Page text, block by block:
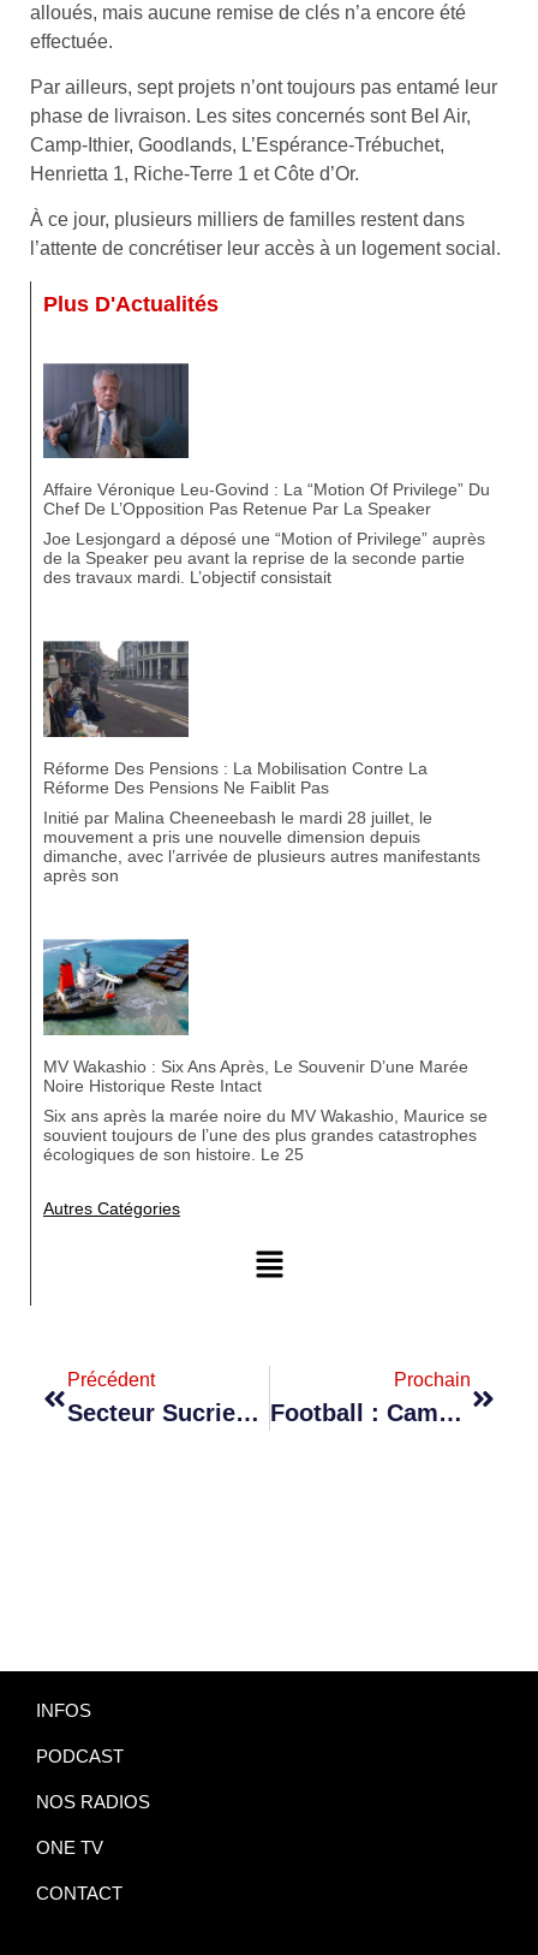
alloués, mais aucune remise de clés n’a encore été
effectuée.
Par ailleurs, sept projets n’ont toujours pas entamé leur
phase de livraison. Les sites concernés sont Bel Air,
Camp-Ithier, Goodlands, L’Espérance-Trébuchet,
Henrietta 1, Riche-Terre 1 et Côte d’Or.
À ce jour, plusieurs milliers de familles restent dans
l’attente de concrétiser leur accès à un logement social.
Plus D'Actualités
Affaire Véronique Leu-Govind : La “Motion Of Privilege” Du
Chef De L’Opposition Pas Retenue Par La Speaker
Joe Lesjongard a déposé une “Motion of Privilege” auprès
de la Speaker peu avant la reprise de la seconde partie
des travaux mardi. L’objectif consistait
Réforme Des Pensions : La Mobilisation Contre La
Réforme Des Pensions Ne Faiblit Pas
Initié par Malina Cheeneebash le mardi 28 juillet, le
mouvement a pris une nouvelle dimension depuis
dimanche, avec l’arrivée de plusieurs autres manifestants
après son
MV Wakashio : Six Ans Après, Le Souvenir D’une Marée
Noire Historique Reste Intact
Six ans après la marée noire du MV Wakashio, Maurice se
souvient toujours de l’une des plus grandes catastrophes
écologiques de son histoire. Le 25
Autres Catégories
Précédent
Secteur Sucrier : Augmentation Du Quota Sucre Et Taxe À 0 % Vers La Chine
Prochain
Football : Campagne Nationale De Détection Lancée Pour Les Catégories U15 Et U17
INFOS
PODCAST
NOS RADIOS
ONE TV
CONTACT